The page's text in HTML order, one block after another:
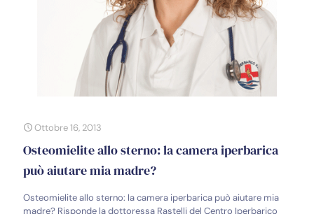
Ottobre 16, 2013
Osteomielite allo sterno: la camera iperbarica
può aiutare mia madre?
Osteomielite allo sterno: la camera iperbarica può aiutare mia
madre? Risponde la dottoressa Rastelli del Centro Iperbarico